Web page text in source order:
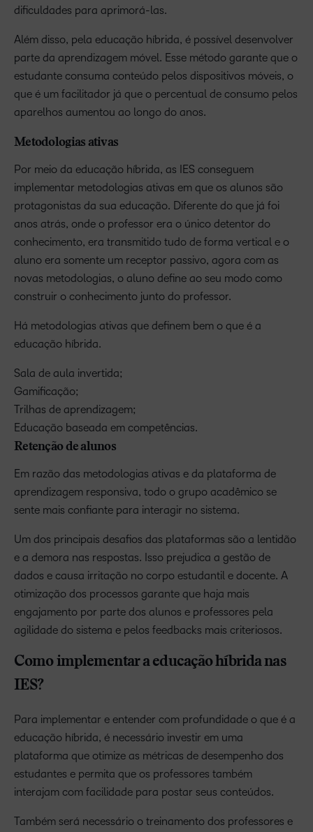
dificuldades para aprimorá-las.
Além disso, pela educação híbrida, é possível desenvolver
parte da aprendizagem móvel. Esse método garante que o
estudante consuma conteúdo pelos dispositivos móveis, o
que é um facilitador já que o percentual de consumo pelos
aparelhos aumentou ao longo do anos.
Metodologias ativas
Por meio da educação híbrida, as IES conseguem
implementar metodologias ativas em que os alunos são
protagonistas da sua educação. Diferente do que já foi
anos atrás, onde o professor era o único detentor do
conhecimento, era transmitido tudo de forma vertical e o
aluno era somente um receptor passivo, agora com as
novas metodologias, o aluno define ao seu modo como
construir o conhecimento junto do professor.
Há metodologias ativas que definem bem o que é a
educação híbrida.
Sala de aula invertida;
Gamificação;
Trilhas de aprendizagem;
Educação baseada em competências.
Retenção de alunos
Em razão das metodologias ativas e da plataforma de
aprendizagem responsiva, todo o grupo acadêmico se
sente mais confiante para interagir no sistema.
Um dos principais desafios das plataformas são a lentidão
e a demora nas respostas. Isso prejudica a gestão de
dados e causa irritação no corpo estudantil e docente. A
otimização dos processos garante que haja mais
engajamento por parte dos alunos e professores pela
agilidade do sistema e pelos feedbacks mais criteriosos.
Como implementar a educação híbrida nas
IES?
Para implementar e entender com profundidade o que é a
educação híbrida, é necessário investir em uma
plataforma que otimize as métricas de desempenho dos
estudantes e permita que os professores também
interajam com facilidade para postar seus conteúdos.
Também será necessário o treinamento dos professores e